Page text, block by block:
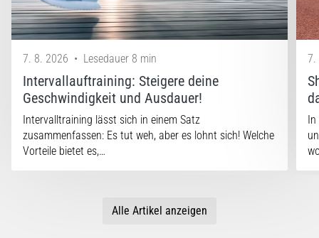
7. 8. 2026 • Lesedauer 8 min
Intervallauftraining: Steigere deine
Geschwindigkeit und Ausdauer!
Intervalltraining lässt sich in einem Satz
zusammenfassen: Es tut weh, aber es lohnt sich! Welche
Vorteile bietet es,…
7.
In
Alle Artikel anzeigen